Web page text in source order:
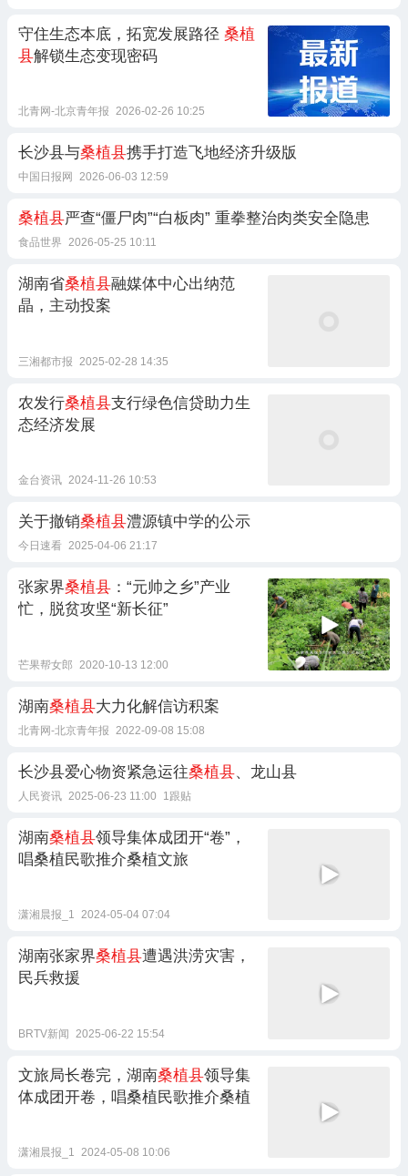
守住生态本底，拓宽发展路径 桑植
县解锁生态变现密码
北青网-北京青年报 2026-02-26 10:25
长沙县与桑植县携手打造飞地经济升级版
中国日报网 2026-06-03 12:59
桑植县严查“僵尸肉”“白板肉” 重拳整治肉类安全隐患
食品世界 2026-05-25 10:11
湖南省桑植县融媒体中心出纳范
晶，主动投案
三湘都市报 2025-02-28 14:35
农发行桑植县支行绿色信贷助力生
态经济发展
金台资讯 2024-11-26 10:53
关于撤销桑植县澧源镇中学的公示
今日速看 2025-04-06 21:17
张家界桑植县 ：“元帅之乡”产业
忙，脱贫攻坚“新长征”
芒果帮女郎 2020-10-13 12:00
湖南桑植县大力化解信访积案
北青网-北京青年报 2022-09-08 15:08
长沙县爱心物资紧急运往桑植县、龙山县
人民资讯 2025-06-23 11:00 1跟贴
湖南桑植县领导集体成团开“卷”，
唱桑植民歌推介桑植文旅
潇湘晨报_1 2024-05-04 07:04
湖南张家界桑植县遭遇洪涝灾害，
民兵救援
BRTV新闻 2025-06-22 15:54
文旅局长卷完，湖南桑植县领导集
体成团开卷，唱桑植民歌推介桑植
潇湘晨报_1 2024-05-08 10:06